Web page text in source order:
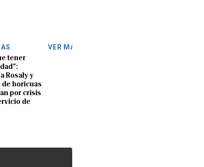
tener
Rosaly y
boricuas
por crisis
de
VER MÁS